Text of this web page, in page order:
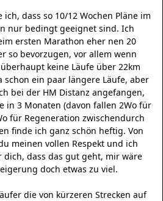
ich, dass so 10/12 Wochen Pläne im
nur bedingt geeignet sind. Ich
ersten Marathon eher nen 20
so bevorzugen, vor allem wenn
keine Läufe über 22km
schon ein paar längere Läufe, aber
bei der HM Distanz angefangen,
in 3 Monaten (davon fallen 2Wo für
für Regeneration zwischendurch
finde ich ganz schön heftig. Von
meinen vollen Respekt und ich
dass das gut geht, mir wäre
doch etwas zu viel.
die von kürzeren Strecken auf